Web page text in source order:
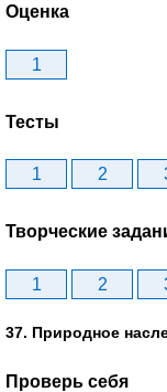
Оценка
1
Тесты
1 2
Творческие
1 2
37. Природное
Проверь себя